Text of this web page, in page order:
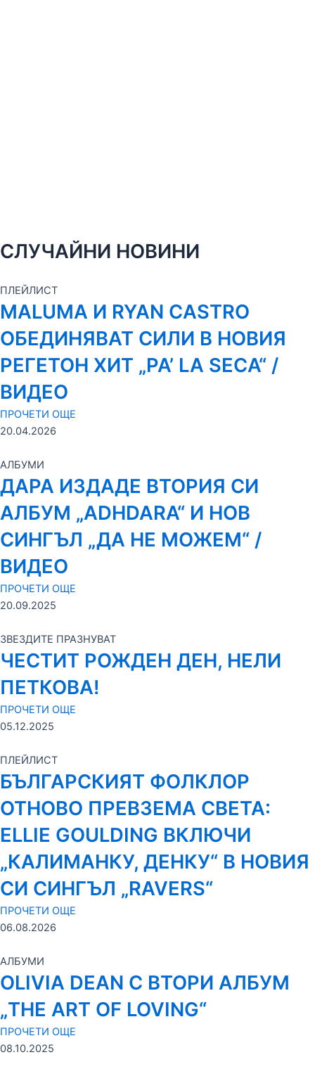
СЛУЧАЙНИ НОВИНИ
ПЛЕЙЛИСТ
MALUMA И RYAN CASTRO
ОБЕДИНЯВАТ СИЛИ В НОВИЯ
РЕГЕТОН ХИТ „PA’ LA SECA“ /
ВИДЕО
ПРОЧЕТИ ОЩЕ
20.04.2026
АЛБУМИ
ДАРА ИЗДАДЕ ВТОРИЯ СИ
АЛБУМ „ADHDARA“ И НОВ
СИНГЪЛ „ДА НЕ МОЖЕМ“ /
ВИДЕО
ПРОЧЕТИ ОЩЕ
20.09.2025
ЗВЕЗДИТЕ ПРАЗНУВАТ
ЧЕСТИТ РОЖДЕН ДЕН, НЕЛИ
ПЕТКОВА!
ПРОЧЕТИ ОЩЕ
05.12.2025
ПЛЕЙЛИСТ
БЪЛГАРСКИЯТ ФОЛКЛОР
ОТНОВО ПРЕВЗЕМА СВЕТА:
ELLIE GOULDING ВКЛЮЧИ
„КАЛИМАНКУ, ДЕНКУ“ В НОВИЯ
СИ СИНГЪЛ „RAVERS“
ПРОЧЕТИ ОЩЕ
06.08.2026
АЛБУМИ
OLIVIA DEAN С ВТОРИ АЛБУМ
„THE ART OF LOVING“
ПРОЧЕТИ ОЩЕ
08.10.2025